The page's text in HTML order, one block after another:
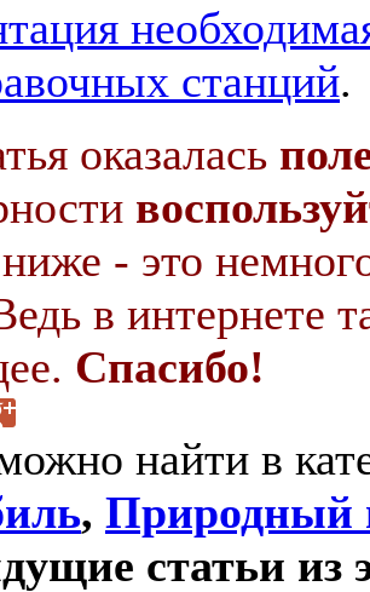
станций.
оказалась
ниже - это
в интернете
Спасибо!
найти в
, Природный
статьи из